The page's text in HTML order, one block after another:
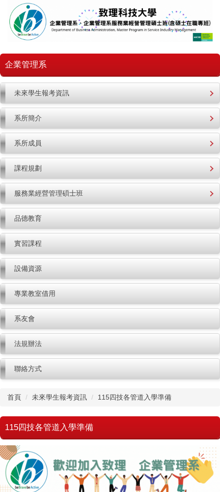
到
主
區
企業管理系
未來學生報考資訊
系所簡介
系所成員
課程規劃
服務業經營管理碩士班
品德教育
實習課程
設備資源
專業教室借用
系友會
法規辦法
聯絡方式
首頁 未來學生報考資訊 115四技各管道入學準備
115四技各管道入學準備